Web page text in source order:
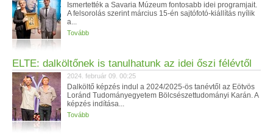
Ismertették a Savaria Múzeum fontosabb idei programjait.
A felsorolás szerint március 15-én sajtófotó-kiállítás nyílik
a...
Tovább
ELTE: dalköltőnek is tanulhatunk az idei őszi félévtől
2024. február 09. 00:25
Dalköltő képzés indul a 2024/2025-ös tanévtől az Eötvös
Loránd Tudományegyetem Bölcsészettudományi Karán. A
képzés indítása...
Tovább